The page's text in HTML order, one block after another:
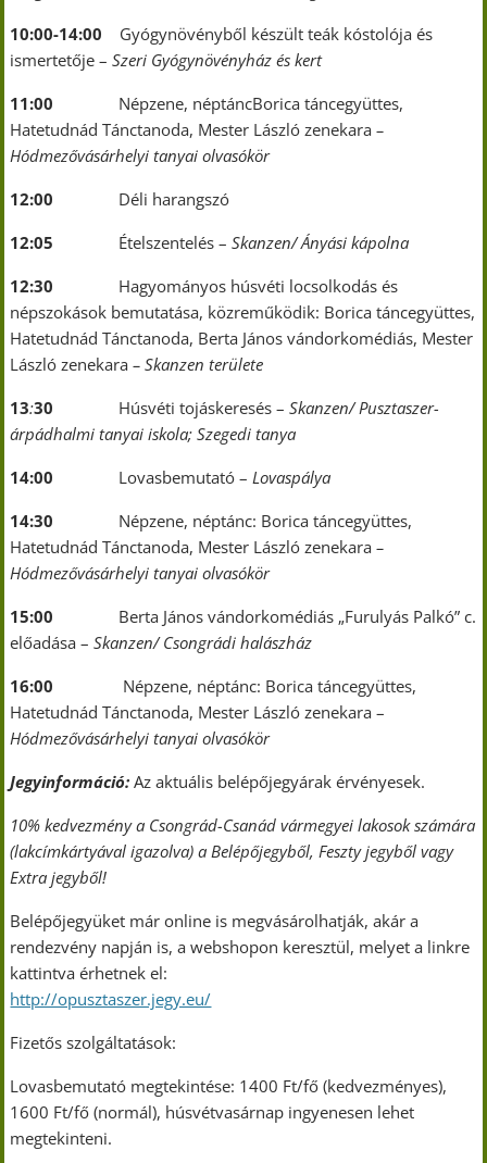
10:00-14:00 Gyógynövényből készült teák kóstolója és
ismertetője –Szeri Gyógynövényház és kert
11:00 Népzene, néptáncBorica táncegyüttes,
Hatetudnád Tánctanoda, Mester László zenekara–
Hódmezővásárhelyi tanyai olvasókör
12:00 Déli harangszó
12:05 Ételszentelés –Skanzen/ Ányási kápolna
12:30 Hagyományos húsvéti locsolkodás és
népszokások bemutatása, közreműködik: Borica táncegyüttes,
Hatetudnád Tánctanoda, Berta János vándorkomédiás, Mester
László zenekara– Skanzen területe
13:30 Húsvéti tojáskeresés –Skanzen/ Pusztaszer-
árpádhalmi tanyai iskola; Szegedi tanya
14:00 Lovasbemutató –Lovaspálya
14:30 Népzene, néptánc: Borica táncegyüttes,
Hatetudnád Tánctanoda, Mester László zenekara–
Hódmezővásárhelyi tanyai olvasókör
15:00 Berta János vándorkomédiás „Furulyás Palkó” c.
előadása –Skanzen/ Csongrádi halászház
16:00 Népzene, néptánc: Borica táncegyüttes,
Hatetudnád Tánctanoda, Mester László zenekara –
Hódmezővásárhelyi tanyai olvasókör
Jegyinformáció:Az aktuális belépőjegyárak érvényesek.
10% kedvezmény a Csongrád-Csanád vármegyei lakosok számára
(lakcímkártyával igazolva) a Belépőjegyből, Feszty jegyből vagy
Extra jegyből!
Belépőjegyüket már online is megvásárolhatják, akár a
rendezvény napján is, a webshopon keresztül, melyet a linkre
kattintva érhetnek el:
http://opusztaszer.jegy.eu/
Fizetős szolgáltatások:
Lovasbemutató megtekintése: 1400 Ft/fő (kedvezményes),
1600 Ft/fő (normál), húsvétvasárnap ingyenesen lehet
megtekinteni.